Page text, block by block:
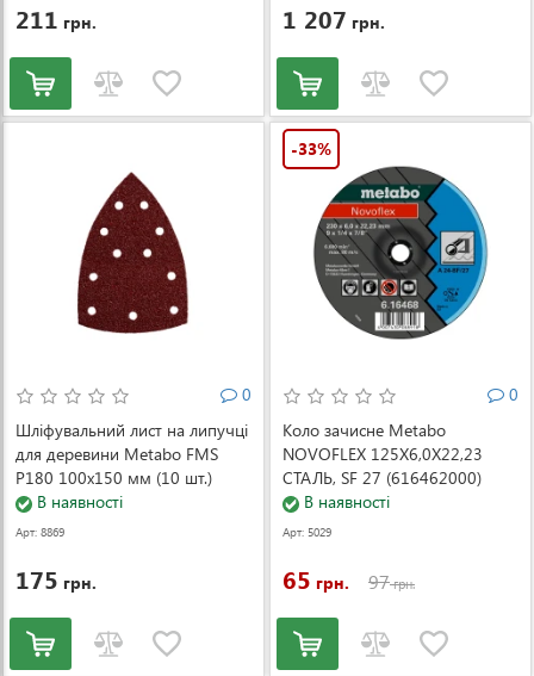
211 грн. 1 207 грн.
0
Шліфувальний лист на липучці
для деревини Metabo FMS
P180 100x150 мм (10 шт.)
(625608000)
В наявності
Арт: 8869
175 грн.
-33%
0
Коло зачисне Metabo
NOVOFLEX 125X6,0X22,23
СТАЛЬ, SF 27 (616462000)
В наявності
Арт: 5029
65 грн. 97грн.